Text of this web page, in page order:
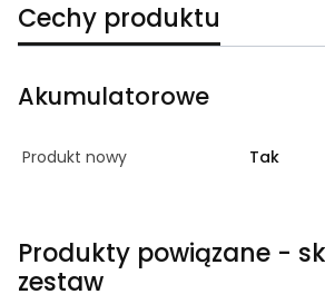
Cechy produktu
Akumulatorowe
Produkt nowy Tak
Produkty powiązane -
zestaw